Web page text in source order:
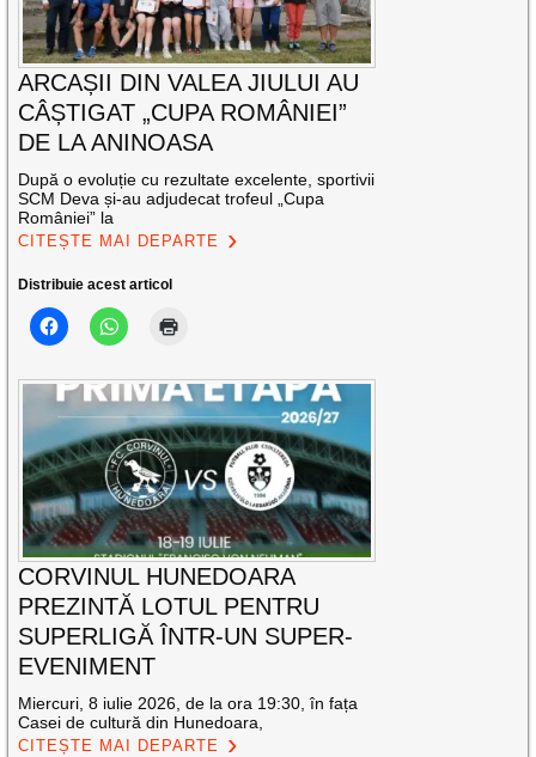
ARCAȘII DIN VALEA JIULUI AU
CÂȘTIGAT „CUPA ROMÂNIEI”
DE LA ANINOASA
După o evoluție cu rezultate excelente, sportivii
SCM Deva și-au adjudecat trofeul „Cupa
României” la
CITEȘTE MAI DEPARTE
Distribuie acest articol
CORVINUL HUNEDOARA
PREZINTĂ LOTUL PENTRU
SUPERLIGĂ ÎNTR-UN SUPER-
EVENIMENT
Miercuri, 8 iulie 2026, de la ora 19:30, în fața
Casei de cultură din Hunedoara,
CITEȘTE MAI DEPARTE